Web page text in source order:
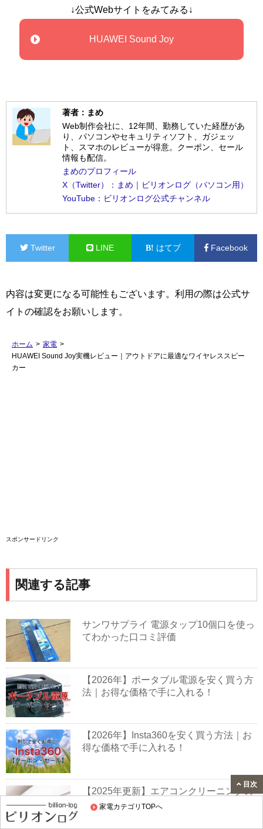
家電カテゴリTOPへ
↓公式Webサイトをみてみる↓
HUAWEI Sound Joy
著者：まめ
Web制作会社に、12年間、勤務していた経歴があ
り、パソコンやセキュリティソフト、ガジェッ
ト、スマホのレビューが得意。クーポン、セール
情報も配信。
まめのプロフィール
X（Twitter）：まめ｜ビリオンログ（パソコン用）
YouTube：ビリオンログ公式チャンネル
Twitter LINE はてブ Facebook
内容は変更になる可能性もございます。利用の際は公式サ
イトの確認をお願いします。
ホーム > 家電 >
HUAWEI Sound Joy実機レビュー｜アウトドアに最適なワイヤレススピー
カー
スポンサードリンク
関連する記事
サンワサプライ 電源タップ10個口を使っ
てわかった口コミ評価
【2026年】ポータブル電源を安く買う方
法｜お得な価格で手に入れる！
【2026年】Insta360を安く買う方法｜お
得な価格で手に入れる！
【2025年更新】エアコンクリーニングの
キャンペーンまとめ
目次